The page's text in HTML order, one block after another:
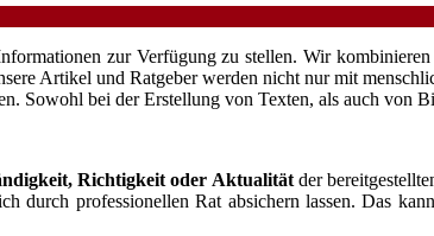
zur Verfügung zu stellen. Wir
Artikel und Ratgeber werden nicht nur mit
Sowohl bei der Erstellung von Texten, als auch von
Richtigkeit oder Aktualitätder
durch professionellen Rat absichern lassen. Das